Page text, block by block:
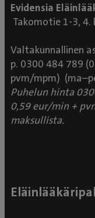
Evidensia
Takomotie 1-3, 4.
Valtakunnallinen
p. 0300 484 789
pvm/mpm)
Puhelun hinta
0,59 eur/min +
maksullista.